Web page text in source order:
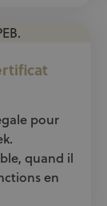
pour
quand il
en